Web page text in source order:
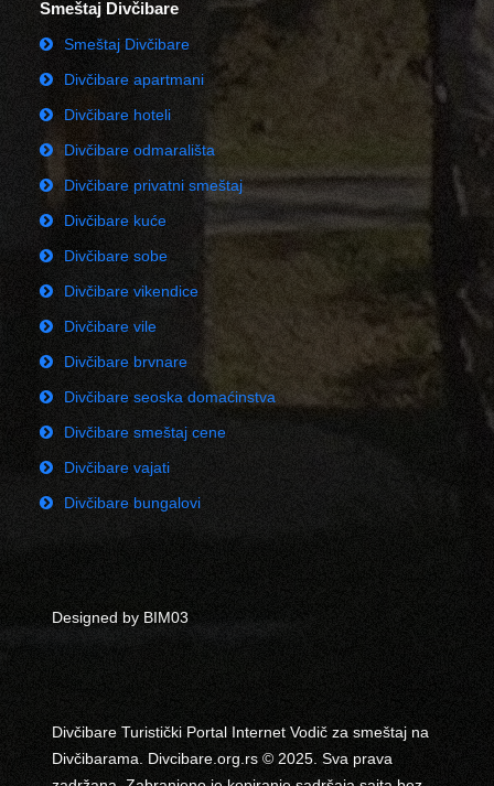
Smeštaj Divčibare
Smeštaj Divčibare
Divčibare apartmani
Divčibare hoteli
Divčibare odmarališta
Divčibare privatni smeštaj
Divčibare kuće
Divčibare sobe
Divčibare vikendice
Divčibare vile
Divčibare brvnare
Divčibare seoska domaćinstva
Divčibare smeštaj cene
Divčibare vajati
Divčibare bungalovi
Designed by BIM03
Divčibare Turistički Portal Internet Vodič za smeštaj na
Divčibarama. Divcibare.org.rs © 2025. Sva prava